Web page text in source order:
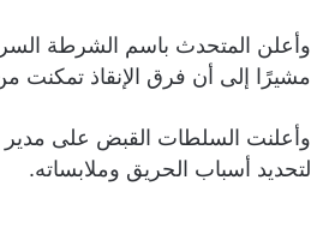
وأعلن المتحدث باسم الشرطة
مشيرًا إلى أن فرق الإنقاذ تمكنت من إنقاذ 51 من
وأعلنت السلطات القبض على مدير
لتحديد أسباب الحريق وملابساته.